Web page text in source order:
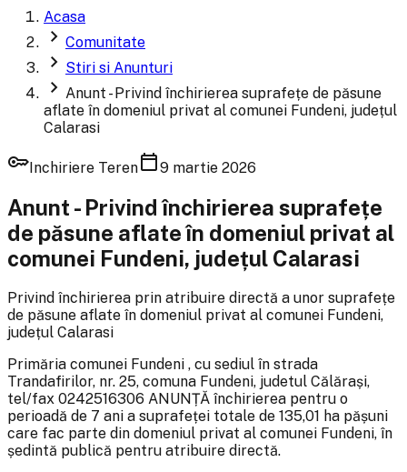
Acasa
chevron_right Comunitate
chevron_right Stiri si Anunturi
chevron_right Anunt - Privind închirierea suprafețe de păsune
aflate în domeniul privat al comunei Fundeni, județul
Calarasi
keyInchiriere Terencalendar_today9 martie 2026
Anunt - Privind închirierea suprafețe
de păsune aflate în domeniul privat al
comunei Fundeni, județul Calarasi
Privind închirierea prin atribuire directă a unor suprafețe
de păsune aflate în domeniul privat al comunei Fundeni,
județul Calarasi
Primăria comunei Fundeni , cu sediul în strada
Trandafirilor, nr. 25, comuna Fundeni, judetul Călărași,
tel/fax 0242516306 ANUNȚĂ închirierea pentru o
perioadă de 7 ani a suprafeței totale de 135,01 ha pășuni
care fac parte din domeniul privat al comunei Fundeni, în
ședintă publică pentru atribuire directă.